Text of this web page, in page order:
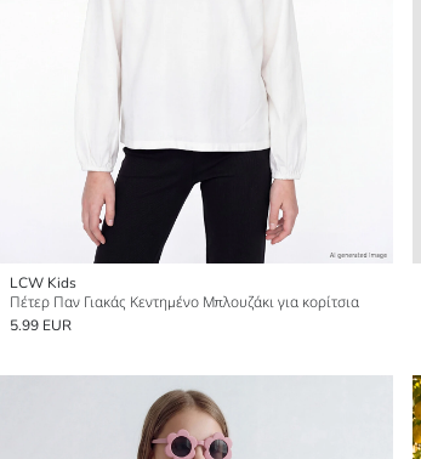
LCW Kids
Πέτερ Παν Γιακάς Κεντημένο Μπλουζάκι για κορίτσια
5.99 EUR